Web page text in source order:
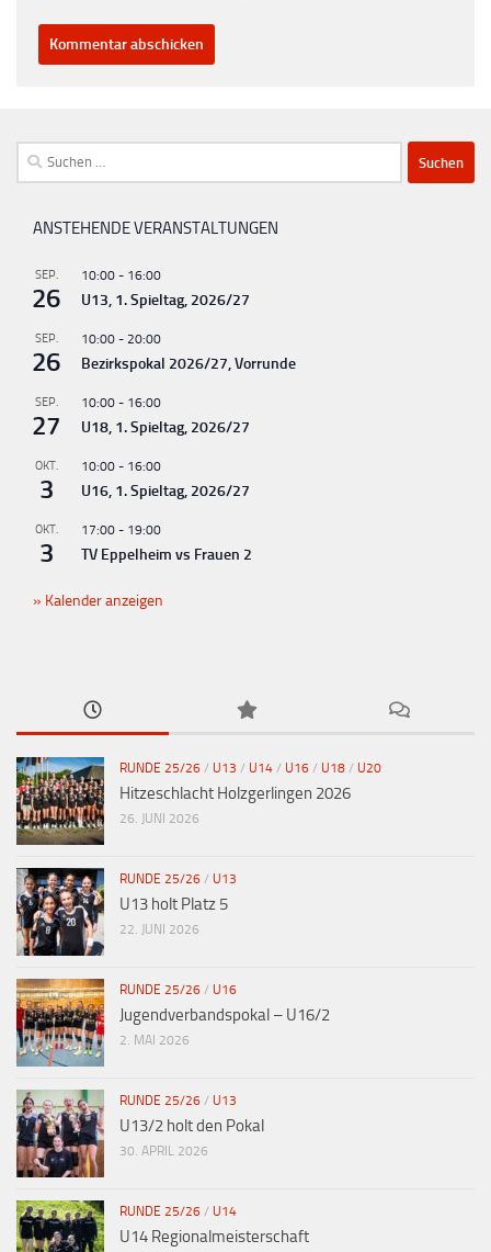
Suchen
nach:
ANSTEHENDE VERANSTALTUNGEN
SEP.
26
10:00 - 16:00
U13, 1. Spieltag, 2026/27
SEP.
26
10:00 - 20:00
Bezirkspokal 2026/27, Vorrunde
SEP.
27
10:00 - 16:00
U18, 1. Spieltag, 2026/27
OKT.
3
10:00 - 16:00
U16, 1. Spieltag, 2026/27
OKT.
3
17:00 - 19:00
TV Eppelheim vs Frauen 2
Kalender anzeigen
RUNDE 25/26 / U13 / U14 / U16 / U18 / U20
Hitzeschlacht Holzgerlingen 2026
26. JUNI 2026
RUNDE 25/26 / U13
U13 holt Platz 5
22. JUNI 2026
RUNDE 25/26 / U16
Jugendverbandspokal – U16/2
2. MAI 2026
RUNDE 25/26 / U13
U13/2 holt den Pokal
30. APRIL 2026
RUNDE 25/26 / U14
U14 Regionalmeisterschaft